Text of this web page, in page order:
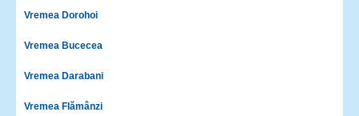
Vremea Dorohoi
Vremea Bucecea
Vremea Darabani
Vremea Flămânzi